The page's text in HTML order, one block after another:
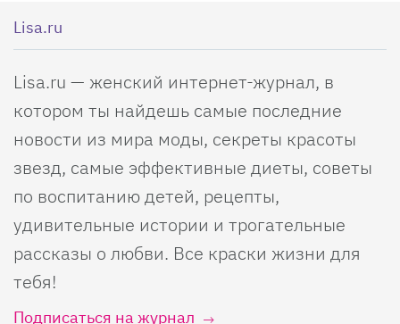
Lisa.ru
Lisa.ru — женский интернет-журнал, в
котором ты найдешь самые последние
новости из мира моды, секреты красоты
звезд, самые эффективные диеты, советы
по воспитанию детей, рецепты,
удивительные истории и трогательные
рассказы о любви. Все краски жизни для
тебя!
Подписаться на журнал